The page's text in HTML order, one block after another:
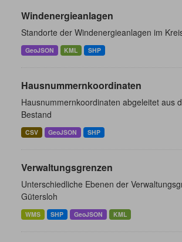
Windenergieanlagen
Standorte der Windenergieanlagen im
GeoJSON KML SHP
Hausnummernkoordinaten
Hausnummernkoordinaten abgeleitet aus
Bestand
CSV GeoJSON SHP
Verwaltungsgrenzen
Unterschiedliche Ebenen der
Gütersloh
WMS SHP GeoJSON KML